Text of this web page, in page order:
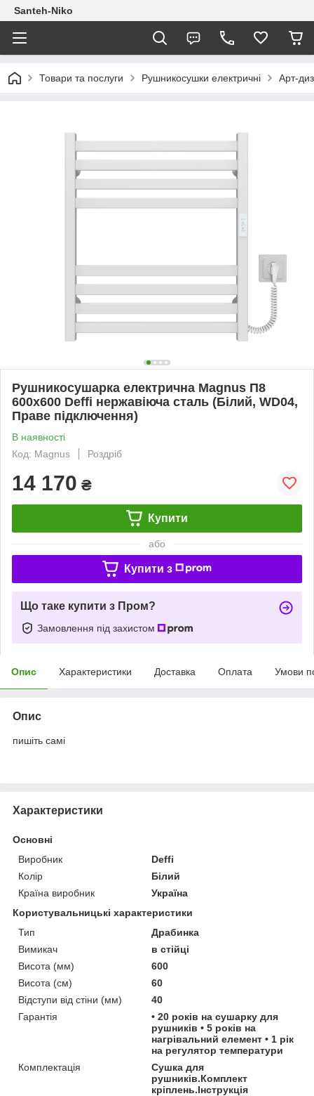
Santeh-Niko
Товари та послуги Рушникосушки електричні Арт-
Рушникосушарка електрична Magnus П8
600х600 Deffi нержавіюча сталь (Білий, WD04,
Праве підключення)
В наявності
Код: Magnus
Роздріб
14 170 ₴
Купити
або
Купити з
Що таке купити з Пром?
Замовлення під захистом
Опис Характеристики Доставка Оплата Умови
Опис
пишіть самі
Характеристики
Основні
Виробник
Deffi
Колір
Білий
Країна виробник
Україна
Користувальницькі характеристики
Тип
Драбинка
Вимикач
в стійці
Висота (мм)
600
Висота (см)
60
Відступи від стіни (мм)
40
Гарантія
• 20 років на сушарку для
рушників • 5 років на
нагрівальний елемент • 1 рік
на регулятор температури
Комплектація
Сушка для
рушників.Комплект
кріплень.Інструкція